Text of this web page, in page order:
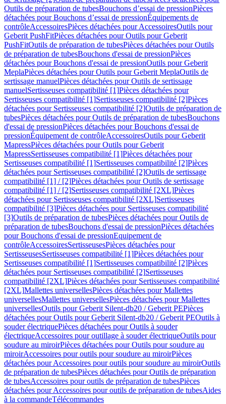
Outils de préparation de tubesBouchons d’essai de pressionPièces
détachées pour Bouchons d’essai de pressionÉquipements de
contrôleAccessoiresPièces détachées pour AccessoiresOutils pour
Geberit PushFitPièces détachées pour Outils pour Geberit
PushFitOutils de préparation de tubesPièces détachées pour Outils
de préparation de tubesBouchons d'essai de pressionPièces
détachées pour Bouchons d'essai de pressionOutils pour Geberit
MeplaPièces détachées pour Outils pour Geberit MeplaOutils de
sertissage manuelPièces détachées pour Outils de sertissage
manuelSertisseuses compatibilité [1]Pièces détachées pour
Sertisseuses compatibilité [1]Sertisseuses compatibilité [2]Pièces
détachées pour Sertisseuses compatibilité [2]Outils de préparation de
tubesPièces détachées pour Outils de préparation de tubesBouchons
d'essai de pressionPièces détachées pour Bouchons d'essai de
pressionÉquipement de contrôleAccessoiresOutils pour Geberit
MapressPièces détachées pour Outils pour Geberit
MapressSertisseuses compatibilité [1]Pièces détachées pour
Sertisseuses compatibilité [1]Sertisseuses compatibilité [2]Pièces
détachées pour Sertisseuses compatibilité [2]Outils de sertissage
compatibilité [1] / [2]Pièces détachées pour Outils de sertissage
compatibilité [1] / [2]Sertisseuses compatibilité [2XL]Pièces
détachées pour Sertisseuses compatibilité [2XL]Sertisseuses
compatibilité [3]Pièces détachées pour Sertisseuses compatibilité
[3]Outils de préparation de tubesPièces détachées pour Outils de
préparation de tubesBouchons d'essai de pressionPièces détachées
pour Bouchons d'essai de pressionEquipement de
contrôleAccessoiresSertisseusesPièces détachées pour
SertisseusesSertisseuses compatibilité [1]Pièces détachées pour
Sertisseuses compatibilité [1]Sertisseuses compatibilité [2]Pièces
détachées pour Sertisseuses compatibilité [2]Sertisseuses
compatibilité [2XL]Pièces détachées pour Sertisseuses compatibilité
[2XL]Mallettes universellesPièces détachées pour Mallettes
universellesMallettes universellesPièces détachées pour Mallettes
universellesOutils pour Geberit Silent-db20 / Geberit PEPièces
détachées pour Outils pour Geberit Silent-db20 / Geberit PEOutils à
souder électriquePièces détachées pour Outils à souder
électriqueAccessoires pour outillage à souder électriqueOutils pour
soudure au miroirPièces détachées pour Outils pour soudure au
miroirAccessoires pour outils pour soudure au miroirPièces
détachées pour Accessoires pour outils pour soudure au miroirOutils
de préparation de tubesPièces détachées pour Outils de préparation
de tubesAccessoires pour outils de préparation de tubesPièces
détachées pour Accessoires pour outils de préparation de tubesAides
à la commandeTélécommandes